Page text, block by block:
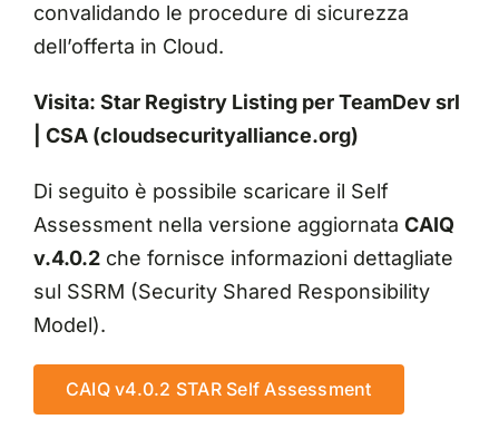
convalidando le procedure di sicurezza
dell’offerta in Cloud.
Visita: Star Registry Listing per TeamDev srl
| CSA (cloudsecurityalliance.org)
Di seguito è possibile scaricare il Self
Assessment nella versione aggiornata CAIQ
v.4.0.2che fornisce informazioni dettagliate
sul SSRM (Security Shared Responsibility
Model).
CAIQ v4.0.2 STAR Self Assessment